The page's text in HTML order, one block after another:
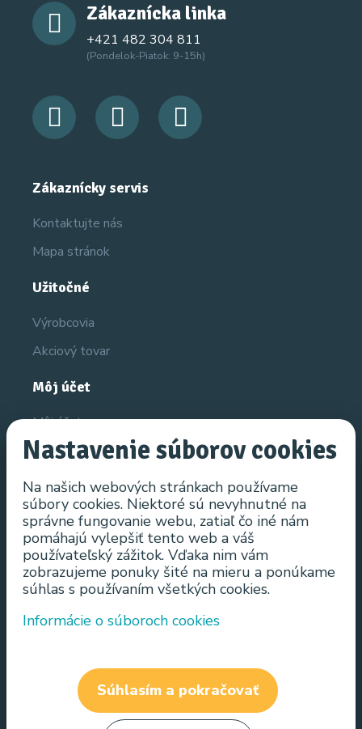
Zákaznícka linka
+421 482 304 811
(Pondelok-Piatok: 9-15h)
Zákaznícky servis
Kontaktujte nás
Mapa stránok
Užitočné
Výrobcovia
Akciový tovar
Môj účet
Môj účet
História objednávok
Obľúbené produkty
Novinky
Informácie
Všeobecné obchodné podmienky
prevzatia výrobku
Reklamácia
Nastavenie súborov cookies
Na našich webových stránkach používame
súbory cookies. Niektoré sú nevyhnutné na
správne fungovanie webu, zatiaľ čo iné nám
pomáhajú vylepšiť tento web a váš
používateľský zážitok. Vďaka nim vám
zobrazujeme ponuky šité na mieru a ponúkame
súhlas s používaním všetkých cookies.
Informácie o súboroch cookies
Súhlasím a pokračovať